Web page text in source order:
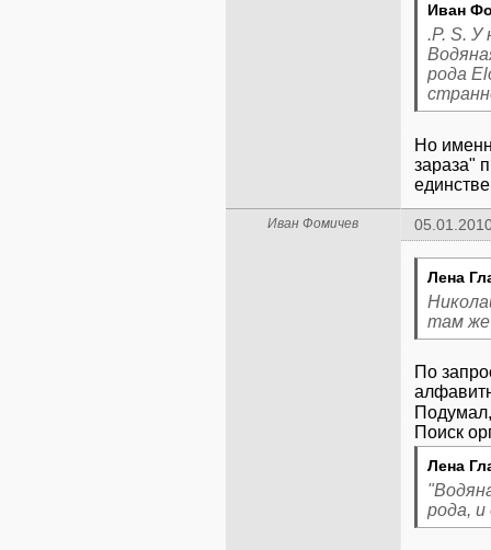
Иван
.P. S. У
рода
Но
зараза"
Иван Фомичев
Лена
там же
По
Лена
рода, и